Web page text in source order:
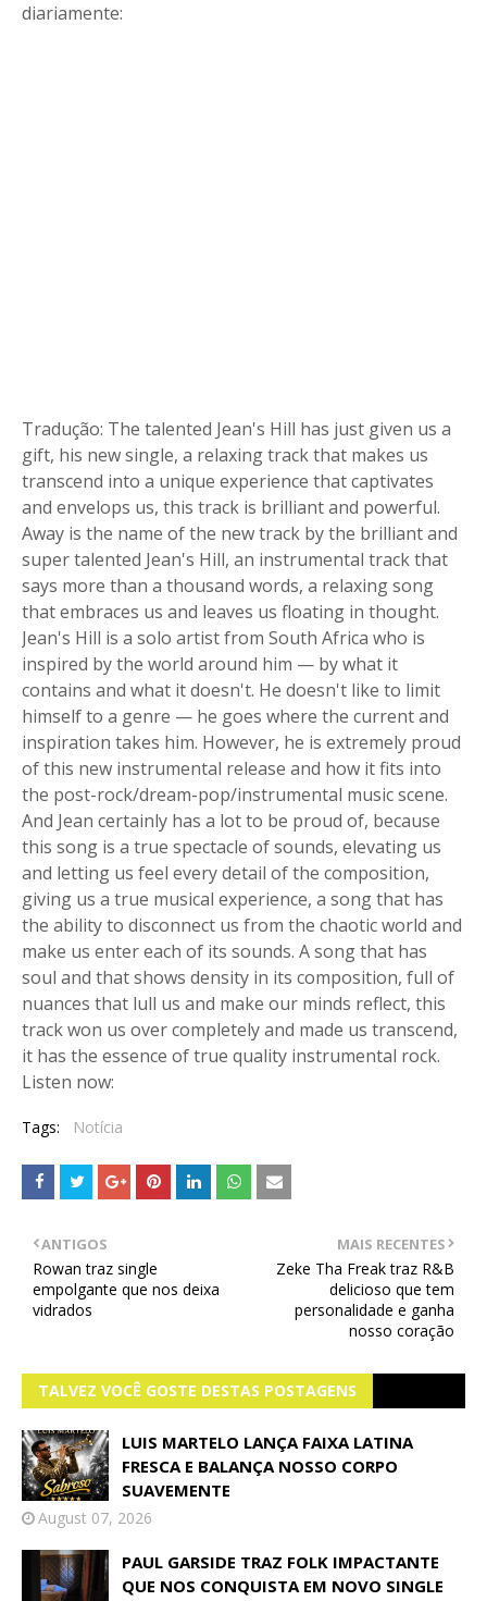
diariamente:
Tradução: The talented Jean's Hill has just given us a
gift, his new single, a relaxing track that makes us
transcend into a unique experience that captivates
and envelops us, this track is brilliant and powerful.
Away is the name of the new track by the brilliant and
super talented Jean's Hill, an instrumental track that
says more than a thousand words, a relaxing song
that embraces us and leaves us floating in thought.
Jean's Hill is a solo artist from South Africa who is
inspired by the world around him — by what it
contains and what it doesn't. He doesn't like to limit
himself to a genre — he goes where the current and
inspiration takes him. However, he is extremely proud
of this new instrumental release and how it fits into
the post-rock/dream-pop/instrumental music scene.
And Jean certainly has a lot to be proud of, because
this song is a true spectacle of sounds, elevating us
and letting us feel every detail of the composition,
giving us a true musical experience, a song that has
the ability to disconnect us from the chaotic world and
make us enter each of its sounds. A song that has
soul and that shows density in its composition, full of
nuances that lull us and make our minds reflect, this
track won us over completely and made us transcend,
it has the essence of true quality instrumental rock.
Listen now:
Tags: Notícia
MAIS RECENTES
Zeke Tha Freak traz R&B
delicioso que tem
personalidade e ganha
nosso coração
ANTIGOS
Rowan traz single
empolgante que nos deixa
vidrados
TALVEZ VOCÊ GOSTE DESTAS POSTAGENS
LUIS MARTELO LANÇA FAIXA LATINA
FRESCA E BALANÇA NOSSO CORPO
SUAVEMENTE
August 07, 2026
PAUL GARSIDE TRAZ FOLK IMPACTANTE
QUE NOS CONQUISTA EM NOVO SINGLE